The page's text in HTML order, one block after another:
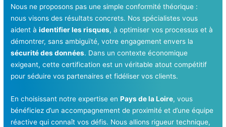
Nous ne proposons pas une simple conformité théorique :
nous visons des résultats concrets. Nos spécialistes vous
aident àidentifier les risques, à optimiser vos processus et à
démontrer, sans ambiguïté, votre engagement envers la
sécurité des données. Dans un contexte économique
exigeant, cette certification est un véritable atout compétitif
pour séduire vos partenaires et fidéliser vos clients.
En choisissant notre expertise enPays de la Loire, vous
bénéficiez d’un accompagnement de proximité et d’une équipe
réactive qui connaît vos défis. Nous allions rigueur technique,